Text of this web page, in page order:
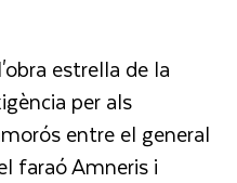
estrella de la
per als
entre el general
faraó Amneris i